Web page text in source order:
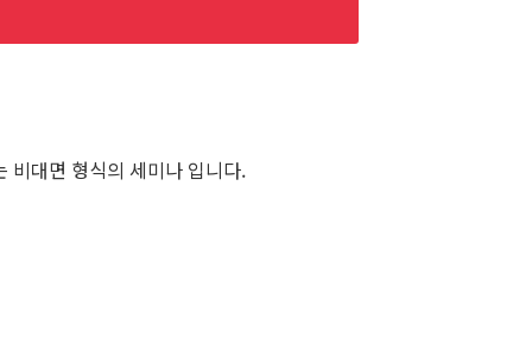
비대면 형식의 세미나 입니다.